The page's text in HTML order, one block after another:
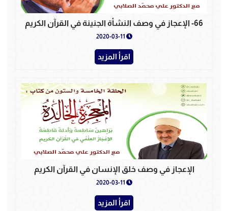
66- الإعجاز في وصف النشأة الجنينة في القرآن الكريم
اقرأ المزيد
الإعجاز في وصف خلق الإنسان في القرآن الكريم
اقرأ المزيد